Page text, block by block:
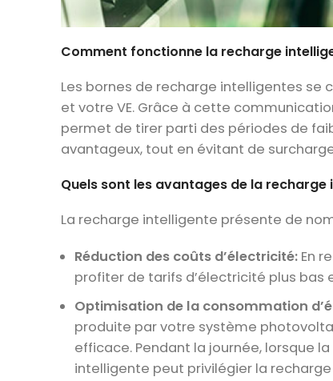
Comment fonctionne la recharge
Les bornes de recharge intelligentes
et votre VE. Grâce à cette
permet de tirer parti des périodes de
avantageux, tout en évitant de
Quels sont les avantages de la recharge
La recharge intelligente présente de
Réduction des coûts d’électricité: En
profiter de tarifs d’électricité plus
Optimisation de la consommation
produite par votre système
efficace. Pendant la journée, lorsque
intelligente peut privilégier la